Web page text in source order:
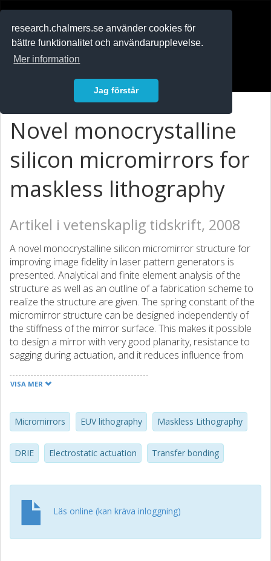
research.chalmers.se använder cookies för
bättre funktionalitet och användarupplevelse.
Mer information
Jag förstår
Novel monocrystalline
silicon micromirrors for
maskless lithography
Artikel i vetenskaplig tidskrift, 2008
A novel monocrystalline silicon micromirror structure for
improving image fidelity in laser pattern generators is
presented. Analytical and finite element analysis of the
structure as well as an outline of a fabrication scheme to
realize the structure are given. The spring constant of the
micromirror structure can be designed independently of
the stiffness of the mirror surface. This makes it possible
to design a mirror with very good planarity, resistance to
sagging during actuation, and it reduces influence from
VISA MER
Micromirrors EUV lithography Maskless Lithography
DRIE Electrostatic actuation Transfer bonding
Läs online (kan kräva inloggning)